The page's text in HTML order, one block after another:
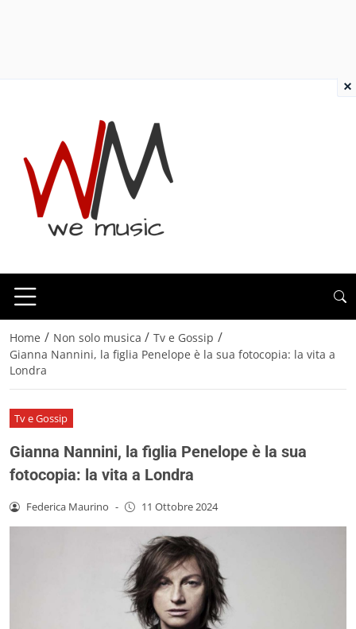
Home / Non solo musica / Tv e Gossip /
Gianna Nannini, la figlia Penelope è la sua fotocopia: la vita a
Londra
Tv e Gossip
Gianna Nannini, la figlia Penelope è la sua
fotocopia: la vita a Londra
Federica Maurino - 11 Ottobre 2024
×